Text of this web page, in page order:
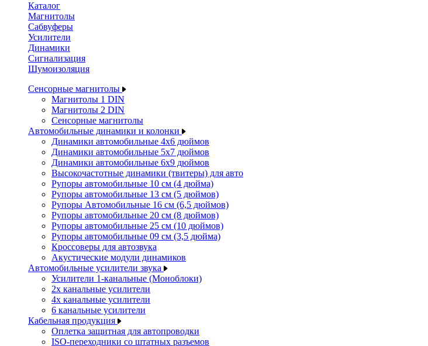
Каталог
Магнитолы
Сабвуферы
Усилители
Динамики
Сигнализация
Шумоизоляция
Сенсорные магнитолы
Магнитолы 1 DIN
Магнитолы 2 DIN
Сенсорные магнитолы
Автомобильные динамики и колонки
Динамики автомобильные 4x6 дюймов
Динамики автомобильные 5x7 дюймов
Динамики автомобильные 6x9 дюймов
Высокочастотные динамики (твитеры) для авто
Рупоры автомобильные 10 см (4 дюйма)
Рупоры автомобильные 13 см (5 дюймов)
Рупоры Автомобильные 16 см (6,5 дюймов)
Рупоры автомобильные 20 см (8 дюймов)
Рупоры автомобильные 25 см (10 дюймов)
Рупоры автомобильные 09 см (3,5 дюйма)
Кроссоверы для автозвука
Акустические модули динамиков
Автомобильные усилители звука
Усилители 1-канальные (Моноблоки)
2х канальные усилители
4х канальные усилители
6 канальные усилители
Кабельная продукция
Оплетка защитная для автопроводки
ISO-переходники со штатных разъемов